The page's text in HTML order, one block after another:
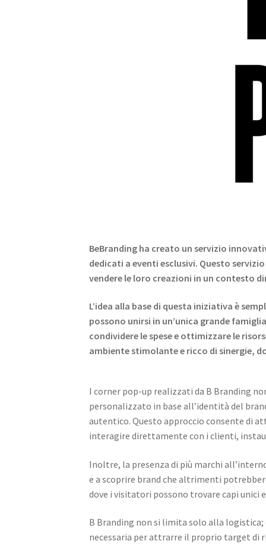
BeBranding ha creato un servizio
dedicati a eventi esclusivi. Questo
vendere le loro creazioni in un contesto
L’idea alla base di questa iniziativa è
possono unirsi in un’unica grande
condividere le spese e ottimizzare le
ambiente stimolante e ricco di sinergie,
I corner pop-up realizzati da B Branding
personalizzato in base all’identità del
autentico. Questo approccio consente di
interagire direttamente con i clienti,
Inoltre, la presenza di più marchi
e a scoprire brand che altrimenti
dove i visitatori possono trovare capi unici
B Branding non si limita solo alla
necessaria per attrarre il proprio target di